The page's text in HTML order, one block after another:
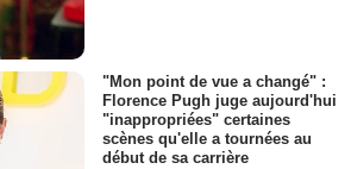
"Mon point de vue a changé" :
Florence Pugh juge aujourd'hui
"inappropriées" certaines
scènes qu'elle a tournées au
début de sa carrière